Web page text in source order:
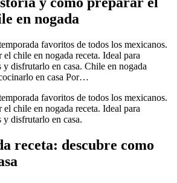
en nogada
favoritos de todos los mexicanos.
chile en nogada receta. Ideal para
y disfrutarlo en casa. Chile en nogada
en casa Por…
favoritos de todos los mexicanos.
chile en nogada receta. Ideal para
y disfrutarlo en casa.
receta: descubre como